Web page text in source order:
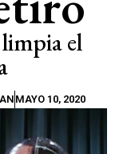
el
MAYO 10, 2020